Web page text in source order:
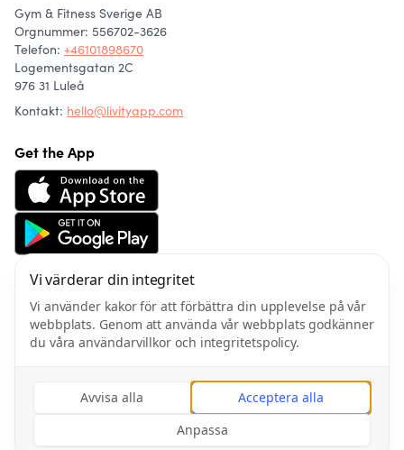
Vi värderar din integritet
Vi använder kakor för att förbättra din upplevelse på vår
webbplats. Genom att använda vår webbplats godkänner
du våra användarvillkor och integritetspolicy.
Avvisa alla
Acceptera alla
Anpassa
Gym & Fitness Sverige AB
Orgnummer: 556702-3626
Telefon: +46101898670
Logementsgatan 2C
976 31 Luleå
Kontakt: hello@livityapp.com
Get the App
Om oss
Community
Artiklar
Friskvård
Gym & Fitness AB All rights reserved.